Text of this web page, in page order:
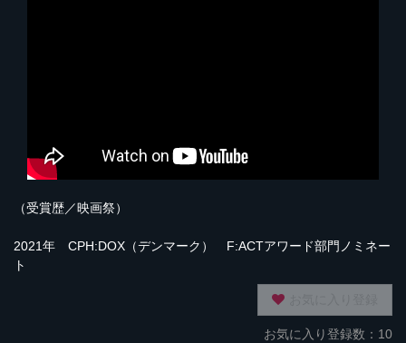
（受賞歴／映画祭）
2021年 CPH:DOX（デンマーク） F:ACTアワード部門ノミネー
ト
お気に入り登録数：10